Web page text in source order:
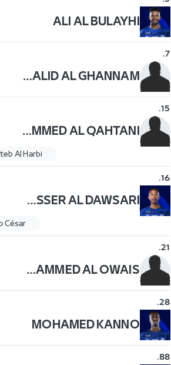
ALI AL BULAYHI
7
.
KHALID AL GHANNAM
15
.
MOHAMMED AL QAHTANI
Al Harbi
16
.
NASSER AL DAWSARI
César
21
.
MOHAMMED AL OWAIS
28
.
MOHAMED KANNO
88
.